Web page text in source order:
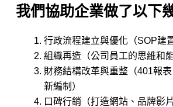
我們協助企業做了以下
行政流程建立與優化（SOP建
組織再造（公司員工的思維和
財務結構改革與重整（401報
新編制）
口碑行銷（打造網站、品牌影